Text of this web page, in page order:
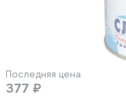
Последняя цена
377 ₽